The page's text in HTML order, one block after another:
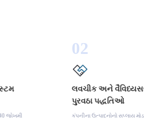
જોખમી
02
લવચીક અને
પુરવઠા પદ્ધતિઓ
કંપનીના ઉત્પાદનોનો સપ્લાય